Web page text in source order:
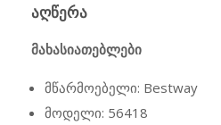
ᲐᲦᲬᲔᲠᲐ
მახასიათებლები
მწარმოებელი: Bestway
მოდელი: 56418